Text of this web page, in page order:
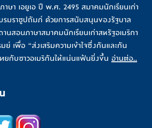
ษา เอยูเอ ปี พ.ศ. 2495 สมาคมนักเรียนเก่า
รมราชูปถัมภ์ ด้วยการสนับสนุนของรัฐบาล
นสอนภาษาสมาคมนักเรียนเก่าสหรัฐอเมริกา
ย์ เพื่อ “ส่งเสริมความเข้าใจซึ่งกันและกัน
ทยกับชาวอเมริกันให้แน่นแฟ้นยิ่งขึ้น อ่านต่อ..